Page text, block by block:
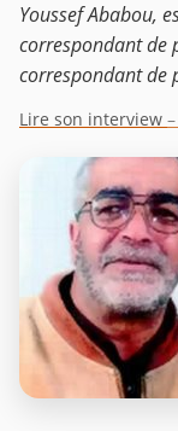
Youssef Ababou,
correspondant de
correspondant de
Lire son interview